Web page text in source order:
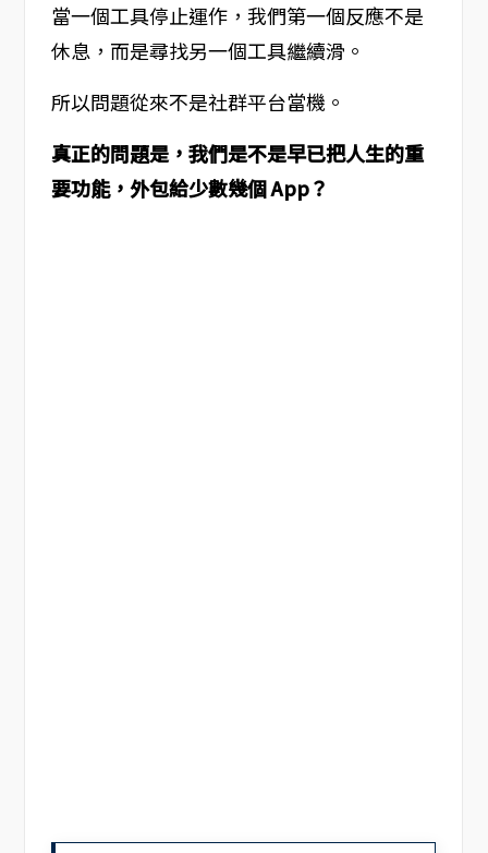
當一個工具停止運作，我們第一個反應不是
休息，而是尋找另一個工具繼續滑。
所以問題從來不是社群平台當機。
真正的問題是，我們是不是早已把人生的重
要功能，外包給少數幾個 App？